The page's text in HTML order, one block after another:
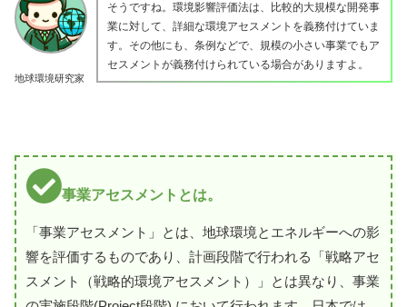
地球環境研究家
そうですね。環境影響評価法は、比較的大規模な開発事
業に対して、詳細な環境アセスメントを義務付けていま
す。その他にも、条例などで、規模の小さい事業でもア
セスメントが義務付けられている場合がありますよ。
事業アセスメントとは。
「事業アセスメント」とは、地球環境とエネルギーへの影
響を評価するものであり、計画段階で行われる「戦略アセ
スメント（戦略的環境アセスメント）」とは異なり、事業